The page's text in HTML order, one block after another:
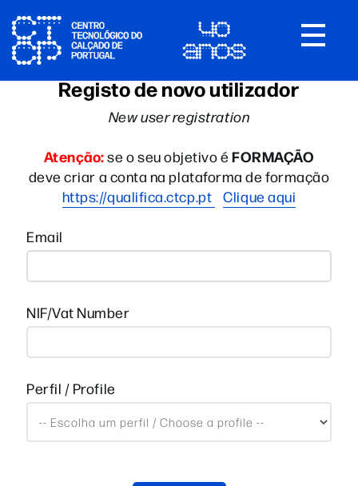
Toggle
Registo de novo utilizador
New user registration
Atenção:se o seu objetivo éFORMAÇÃO
deve criar a conta na plataforma de formação
https://qualifica.ctcp.pt
Clique aqui
Email
NIF/Vat Number
Perfil / Profile